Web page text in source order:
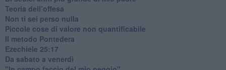
Teoria dell’offesa
​Non ti sei perso nulla
​Piccole cose di valore non quantificabile
​Il metodo Pontedera
​Ezechiele 25:17
Da sabato a venerdì